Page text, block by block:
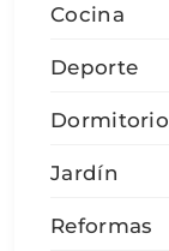
Cocina
Deporte
Dormitorio
Jardín
Reformas